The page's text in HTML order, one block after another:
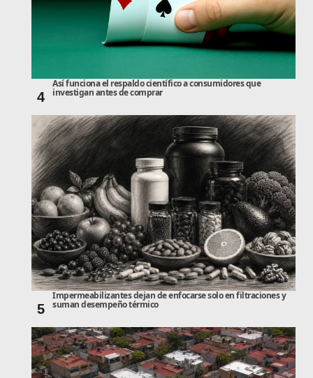
4
Así funciona el respaldo científico a consumidores que
investigan antes de comprar
5
Impermeabilizantes dejan de enfocarse solo en filtraciones y
suman desempeño térmico